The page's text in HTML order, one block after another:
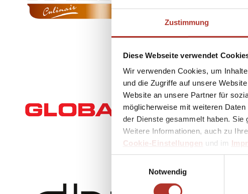
Zustimmung
Diese Webseite verwendet
Wir verwenden Cookies, um
und die Zugriffe auf unsere
Website an unsere Partner für
möglicherweise mit weiteren
der Dienste gesammelt haben. Sie
Weitere Informationen, auch zu
Cookie-Einstellungen und im
Notwendig